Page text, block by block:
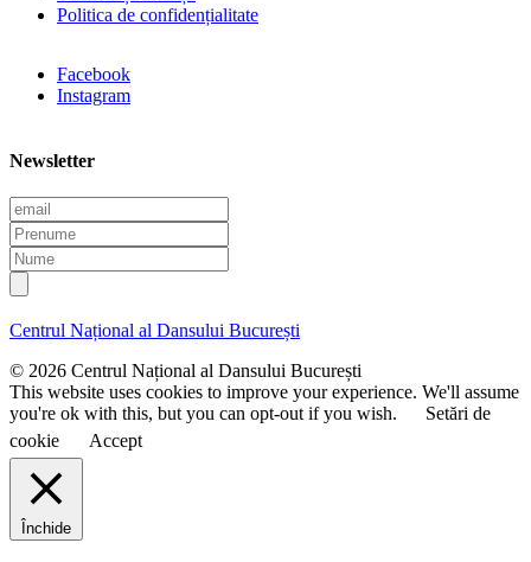
Politica de confidențialitate
Facebook
Instagram
Newsletter
E
m
a
i
l
P
r
e
n
m
e
N
u
m
e
Centrul Național al Dansului București
© 2026 Centrul Național al Dansului București
This website uses cookies to improve your experience. We'll assume
you're ok with this, but you can opt-out if you wish.
Setări de
cookie
Accept
Închide